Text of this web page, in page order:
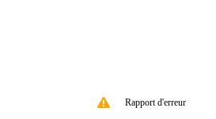
Rapport d'erreur